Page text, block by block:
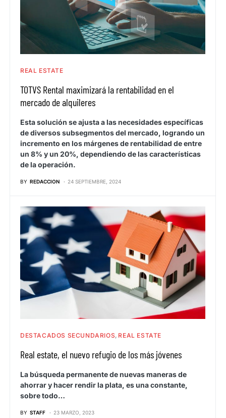
REAL ESTATE
TOTVS Rental maximizará la rentabilidad en el
mercado de alquileres
Esta solución se ajusta a las necesidades específicas
de diversos subsegmentos del mercado, logrando un
incremento en los márgenes de rentabilidad de entre
un 8% y un 20%, dependiendo de las características
de la operación.
BY REDACCION 24 SEPTIEMBRE, 2024
DESTACADOS SECUNDARIOS REAL ESTATE
Real estate, el nuevo refugio de los más jóvenes
La búsqueda permanente de nuevas maneras de
ahorrar y hacer rendir la plata, es una constante,
sobre todo…
BY STAFF 23 MARZO, 2023